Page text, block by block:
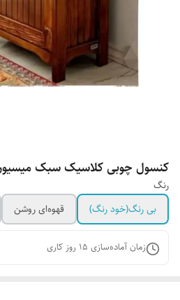
کنسول چوبی کلاسیک سبک
رنگ
بی رنگ(خود رنگ)
قهوه‌ای روشن
زمان آماده‌سازی 15 روز کاری